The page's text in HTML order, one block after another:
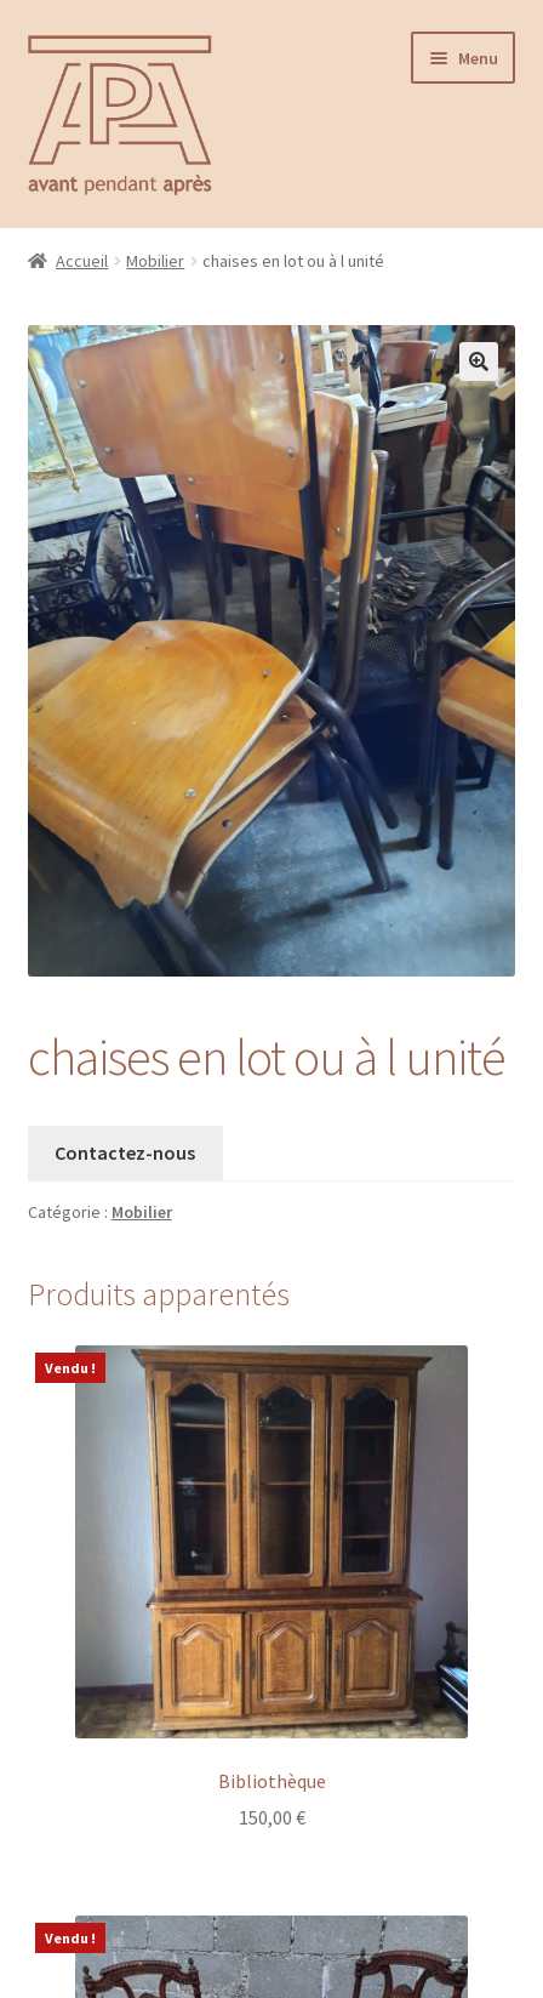
Aller
navigation
Aller
contenu
Menu
Accueil
menu
enfant
Contact
Accueil Mobilier chaises en lot ou à l unité
chaises en lot ou à l unité
Contactez-nous
Catégorie : Mobilier
Produits apparentés
Vendu !
Bibliothèque
150,00 €
Vendu !